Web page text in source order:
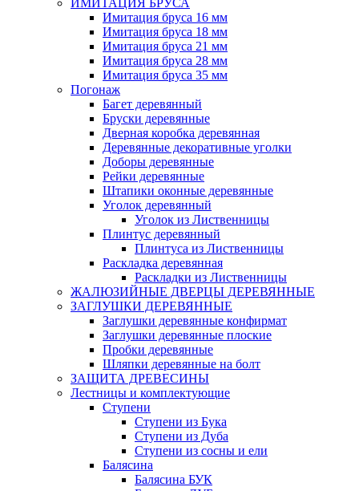
ИМИТАЦИЯ БРУСА
Имитация бруса 16 мм
Имитация бруса 18 мм
Имитация бруса 21 мм
Имитация бруса 28 мм
Имитация бруса 35 мм
Погонаж
Багет деревянный
Бруски деревянные
Дверная коробка деревянная
Деревянные декоративные уголки
Доборы деревянные
Рейки деревянные
Штапики оконные деревянные
Уголок деревянный
Уголок из Лиственницы
Плинтус деревянный
Плинтуса из Лиственницы
Раскладка деревянная
Раскладки из Лиственницы
ЖАЛЮЗИЙНЫЕ ДВЕРЦЫ ДЕРЕВЯННЫЕ
ЗАГЛУШКИ ДЕРЕВЯННЫЕ
Заглушки деревянные конфирмат
Заглушки деревянные плоские
Пробки деревянные
Шляпки деревянные на болт
ЗАЩИТА ДРЕВЕСИНЫ
Лестницы и комплектующие
Ступени
Ступени из Бука
Ступени из Дуба
Ступени из сосны и ели
Балясина
Балясина БУК